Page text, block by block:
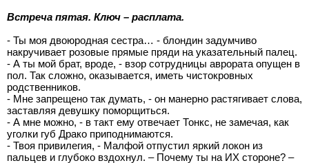
Встреча пятая. Ключ – расплата.
- Ты моя двоюродная сестра… - блондин задумчиво
накручивает розовые прямые пряди на указательный палец.
- А ты мой брат, вроде, - взор сотрудницы аврората опущен в
пол. Так сложно, оказывается, иметь чистокровных
родственников.
- Мне запрещено так думать, - он манерно растягивает слова,
заставляя девушку поморщиться.
- А мне можно, - в такт ему отвечает Тонкс, не замечая, как
уголки губ Драко приподнимаются.
- Твоя привилегия, - Малфой отпустил яркий локон из
пальцев и глубоко вздохнул. – Почему ты на ИХ стороне? –